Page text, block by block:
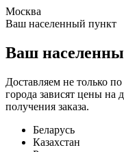
Москва
Ваш населенный пункт
Ваш
Доставляем не только
города зависят цены на
получения заказа.
Беларусь
Казахстан